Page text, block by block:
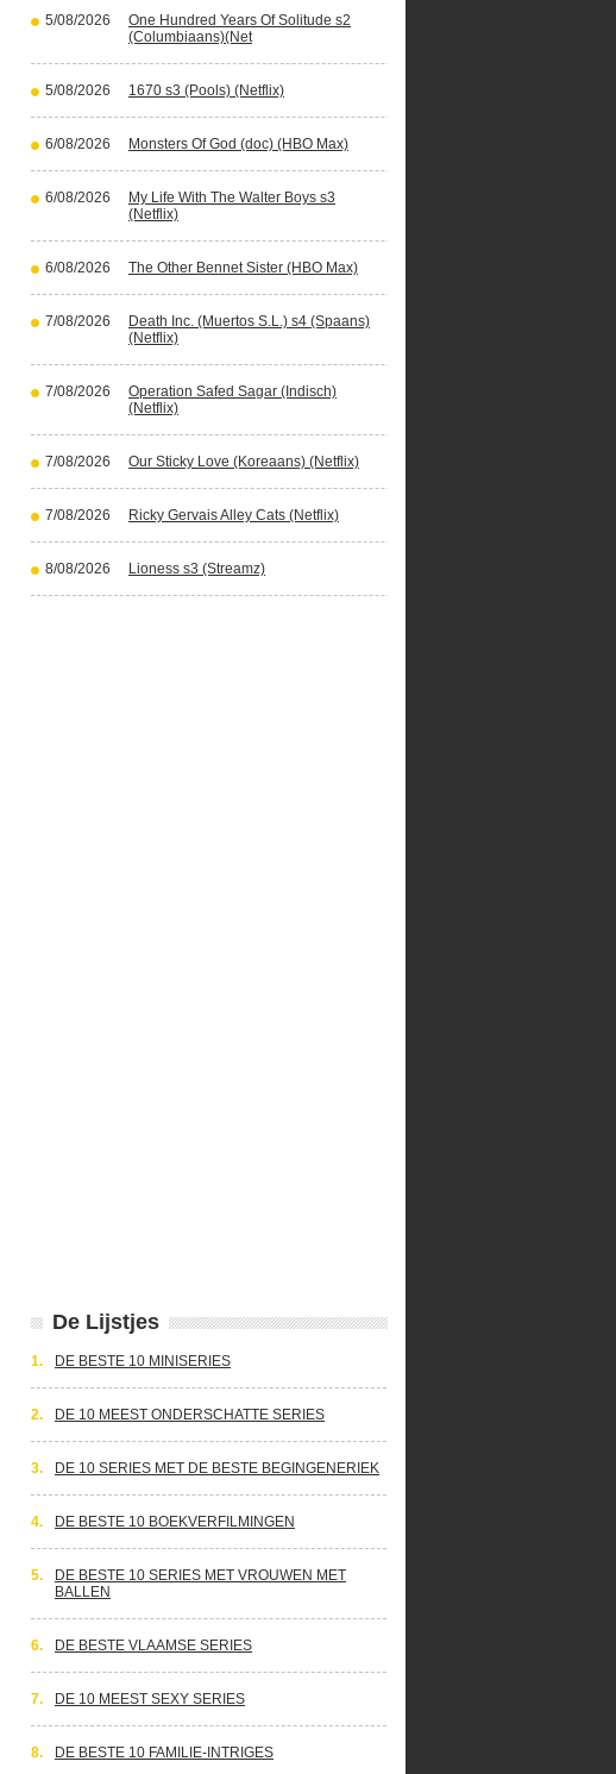
5/08/2026
One Hundred Years Of Solitude s2
(Columbiaans)(Net
5/08/2026 1670 s3 (Pools) (Netflix)
6/08/2026 Monsters Of God (doc) (HBO Max)
6/08/2026
My Life With The Walter Boys s3
(Netflix)
6/08/2026 The Other Bennet Sister (HBO Max)
7/08/2026
Death Inc. (Muertos S.L.) s4 (Spaans)
(Netflix)
7/08/2026
Operation Safed Sagar (Indisch)
(Netflix)
7/08/2026 Our Sticky Love (Koreaans) (Netflix)
7/08/2026 Ricky Gervais Alley Cats (Netflix)
8/08/2026 Lioness s3 (Streamz)
De Lijstjes
1. DE BESTE 10 MINISERIES
2. DE 10 MEEST ONDERSCHATTE SERIES
3. DE 10 SERIES MET DE BESTE BEGINGENERIEK
4. DE BESTE 10 BOEKVERFILMINGEN
5.
DE BESTE 10 SERIES MET VROUWEN MET
BALLEN
6. DE BESTE VLAAMSE SERIES
7. DE 10 MEEST SEXY SERIES
8. DE BESTE 10 FAMILIE-INTRIGES